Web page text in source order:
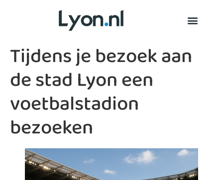
Tijdens je bezoek aan
de stad Lyon een
voetbalstadion
bezoeken